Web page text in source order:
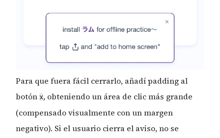
Para que fuera fácil cerrarlo, añadí padding al
botón x, obteniendo un área de clic más grande
(compensado visualmente con un margen
negativo). Si el usuario cierra el aviso, no se